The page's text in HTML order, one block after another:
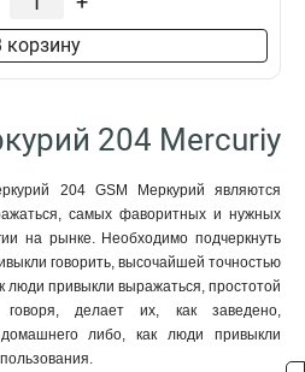
корзину
204 Mercuriy
204 GSM Меркурий являются
самых фаворитных и нужных
на рынке. Необходимо подчеркнуть
говорить, высочайшей точностью
люди привыкли выражаться, простотой
говоря, делает их, как заведено,
либо, как люди привыкли